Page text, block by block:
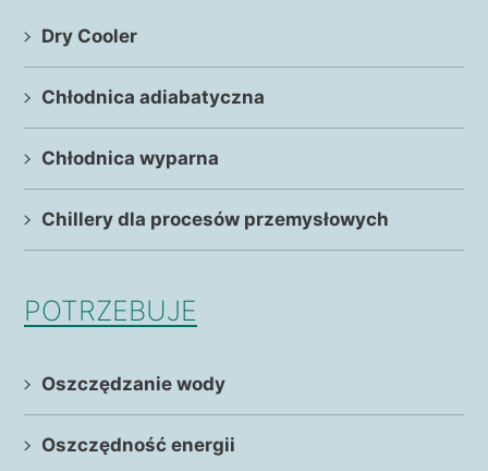
Dry Cooler
Chłodnica adiabatyczna
Chłodnica wyparna
Chillery dla procesów przemysłowych
POTRZEBUJE
Oszczędzanie wody
Oszczędność energii